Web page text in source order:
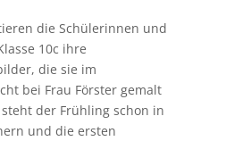
die Schülerinnen und
10c ihre
die sie im
bei Frau Förster gemalt
der Frühling schon in
und die ersten